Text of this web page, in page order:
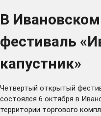
В
фестиваль
капустник»
Четвертый открытый
состоялся 6 октября в
территории торгового